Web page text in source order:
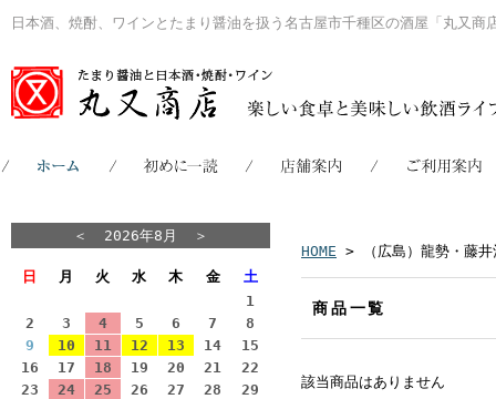
日本酒、焼酎、ワインとたまり醤油を扱う名古屋市千種区の酒屋「丸又商
＜ 2026年8月 ＞
日 月 火 水 木 金 土
1
2
3 4 5 6 7
8
9
10 11 12 13 14
15
16
17 18 19 20 21
22
23
24 25 26 27 28
29
HOME > （広島）龍勢・藤井
商品一覧
該当商品はありません